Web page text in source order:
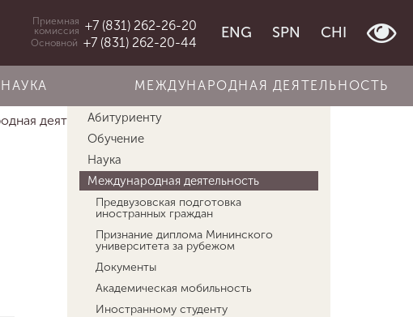
Приемная
комиссия +7 (831) 262-26-20
Основной +7 (831) 262-20-44
ENG SPN CHI
НАУКА МЕЖДУНАРОДНАЯ ДЕЯТЕЛЬНОСТЬ
деятельност... Стипендии, конкурсы, гранты
Об университете
Абитуриенту
Обучение
Наука
Международная деятельность
Предвузовская подготовка
иностранных граждан
Признание диплома Мининского
университета за рубежом
Документы
Академическая мобильность
Иностранному студенту